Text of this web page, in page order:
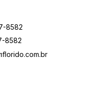
8582
8582